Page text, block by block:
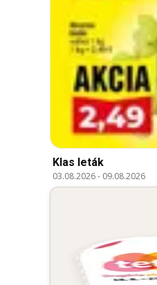
Klas leták
03.08.2026- 09.08.2026